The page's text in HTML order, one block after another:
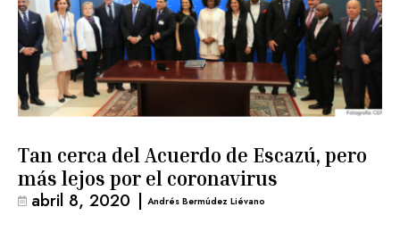
Tan cerca del Acuerdo de Escazú, pero
más lejos por el coronavirus
abril 8, 2020 | Andrés Bermúdez Liévano